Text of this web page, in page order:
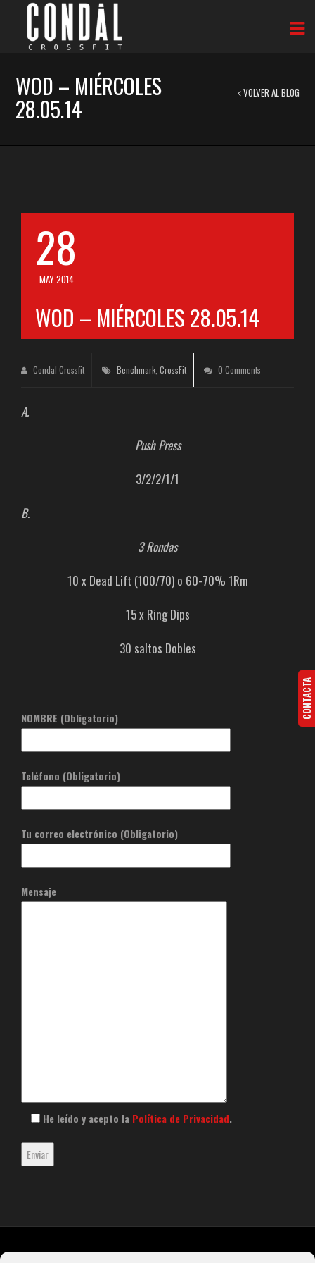
WOD – MIÉRCOLES
28.05.14
VOLVER AL BLOG
28
MAY 2014
WOD – MIÉRCOLES 28.05.14
Condal Crossfit Benchmark CrossFit 0 Comments
A.
Push Press
3/2/2/1/1
B.
3 Rondas
10 x Dead Lift (100/70) o 60-70% 1Rm
15 x Ring Dips
30 saltos Dobles
NOMBRE (Obligatorio)
Teléfono (Obligatorio)
Tu correo electrónico (Obligatorio)
Mensaje
He leído y acepto la Política de Privacidad.
CONTACTA